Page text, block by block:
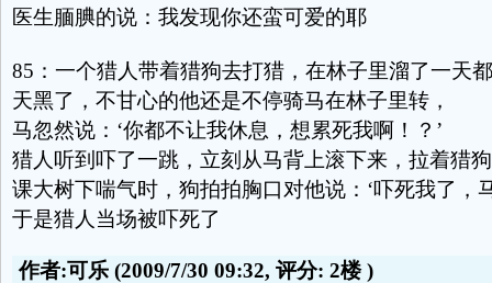
医生腼腆的说：我发现你还蛮可爱的耶
85：一个猎人带着猎狗去打猎，在林子里溜了一天
天黑了，不甘心的他还是不停骑马在林子里转，
马忽然说：‘你都不让我休息，想累死我啊！？’
猎人听到吓了一跳，立刻从马背上滚下来，拉着猎
课大树下喘气时，狗拍拍胸口对他说：‘吓死我了，
于是猎人当场被吓死了
作者:可乐 (2009/7/30 09:32, 评分: 2楼)